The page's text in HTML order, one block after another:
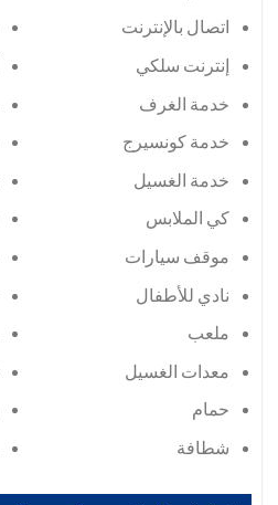
اتصال بالإنترنت
إنترنت سلكي
خدمة الغرف
خدمة كونسيرج
خدمة الغسيل
كي الملابس
موقف سيارات
نادي للأطفال
ملعب
معدات الغسيل
حمام
شطافة